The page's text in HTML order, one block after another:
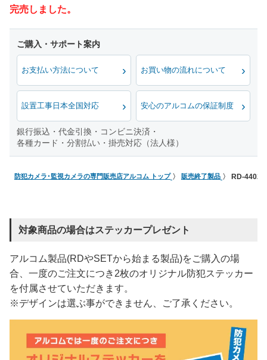
完売しました。
お支払い方法について お買い物の流れについて
設置工事日本全国対応 安心のアルコムの保証制度
銀行振込・代金引換・コンビニ決済・
各種カード・分割払い・掛売対応（法人様）
防犯カメラ･監視カメラの専門販売店アルコム トップ 販売終了製品 RD-4402
対象商品の場合はステッカープレゼント
アルコム製品(RDやSETから始まる製品)をご購入の場
合、一度のご注文につき2枚のオリジナル防犯ステッカー
を付属させていただきます。
※デザインは選ぶ事ができません、ご了承ください。